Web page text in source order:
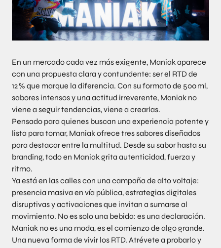
En un mercado cada vez más exigente, Maniak aparece
con una propuesta clara y contundente: ser el RTD de
12 % que marque la diferencia. Con su formato de 500 ml,
sabores intensos y una actitud irreverente, Maniak no
viene a seguir tendencias, viene a crearlas.
Pensado para quienes buscan una experiencia potente y
lista para tomar, Maniak ofrece tres sabores diseñados
para destacar entre la multitud. Desde su sabor hasta su
branding, todo en Maniak grita autenticidad, fuerza y
ritmo.
Ya está en las calles con una campaña de alto voltaje:
presencia masiva en vía pública, estrategias digitales
disruptivas y activaciones que invitan a sumarse al
movimiento. No es solo una bebida: es una declaración.
Maniak no es una moda, es el comienzo de algo grande.
Una nueva forma de vivir los RTD. Atrévete a probarlo y